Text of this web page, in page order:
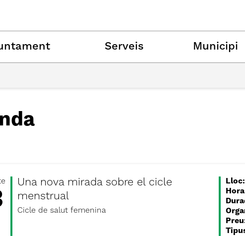
Serveis Municipi
Una nova mirada sobre el cicle
menstrual
Cicle de salut femenina
Lloc: